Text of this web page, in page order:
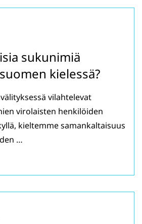
sukunimiä
kielessä?
vilahtelevat
virolaisten henkilöiden
kieltemme samankaltaisuus
…